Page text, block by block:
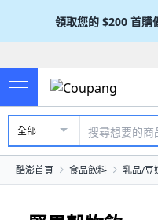
領取您的 $200 首購
全部
酷澎首頁 食品飲料 乳品/豆